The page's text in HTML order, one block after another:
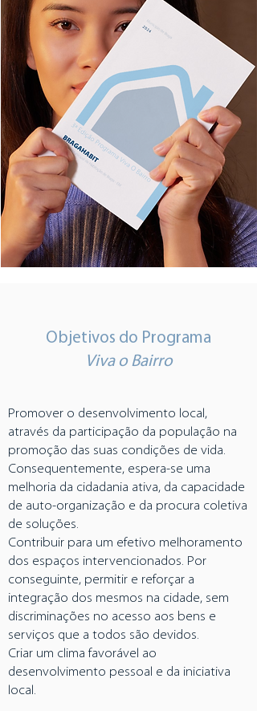
Objetivos do Programa
Viva o Bairro
Promover o desenvolvimento local,
através da participação da população na
promoção das suas condições de vida.
Consequentemente, espera-se uma
melhoria da cidadania ativa, da capacidade
de auto-organização e da procura coletiva
de soluções.
Contribuir para um efetivo melhoramento
dos espaços intervencionados. Por
conseguinte, permitir e reforçar a
integração dos mesmos na cidade, sem
discriminações no acesso aos bens e
serviços que a todos são devidos.
Criar um clima favorável ao
desenvolvimento pessoal e da iniciativa
local.